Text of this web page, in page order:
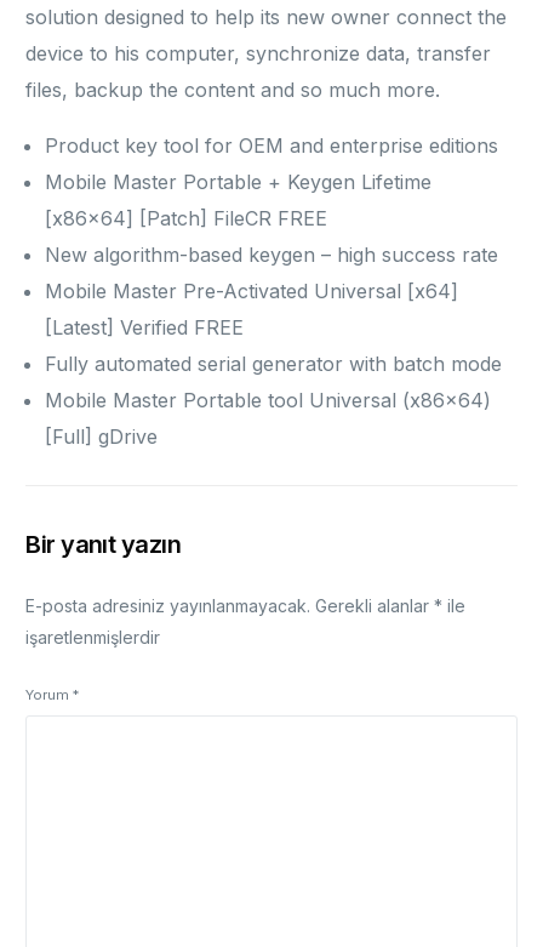
solution designed to help its new owner connect the
device to his computer, synchronize data, transfer
files, backup the content and so much more.
Product key tool for OEM and enterprise editions
Mobile Master Portable + Keygen Lifetime
[x86x64] [Patch] FileCR FREE
New algorithm-based keygen – high success rate
Mobile Master Pre-Activated Universal [x64]
[Latest] Verified FREE
Fully automated serial generator with batch mode
Mobile Master Portable tool Universal (x86x64)
[Full] gDrive
Bir yanıt yazın
E-posta adresiniz yayınlanmayacak. Gerekli alanlar* ile
işaretlenmişlerdir
Yorum*